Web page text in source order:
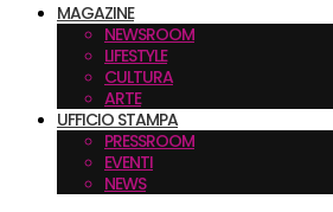
MAGAZINE
NEWSROOM
LIFESTYLE
CULTURA
ARTE
UFFICIO STAMPA
PRESSROOM
EVENTI
NEWS